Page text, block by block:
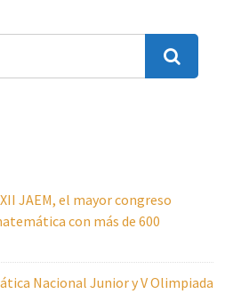
JAEM, el mayor congreso
con más de 600
Nacional Junior y V Olimpiada